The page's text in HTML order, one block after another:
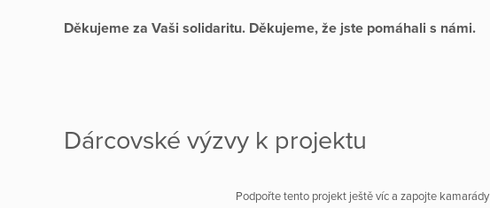
Děkujeme za Vaši solidaritu. Děkujeme, že jste pomáhali s námi.
Dárcovské výzvy k projektu
Podpořte tento projekt ještě víc a zapojte kamarády